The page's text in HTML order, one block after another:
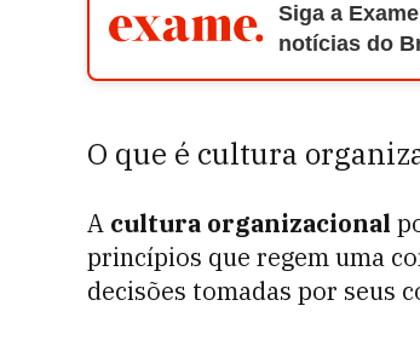
Siga a
notícias do
O que é cultura
A cultura organizacional
princípios que regem uma
decisões tomadas por seus